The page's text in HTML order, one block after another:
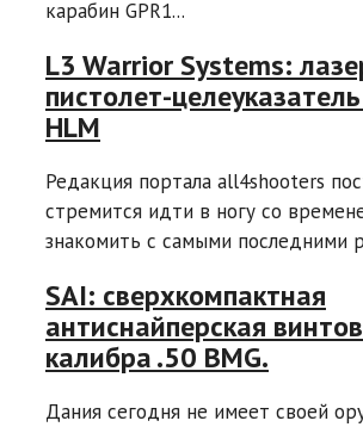
карабин GPR1...
L3 Warrior Systems:
пистолет-
HLM
Редакция портала all4shooters
стремится идти в ногу со
знакомить с самыми последними
SAI: сверхкомпактная
антиснайперская
калибра .50 BMG.
Дания сегодня не имеет своей